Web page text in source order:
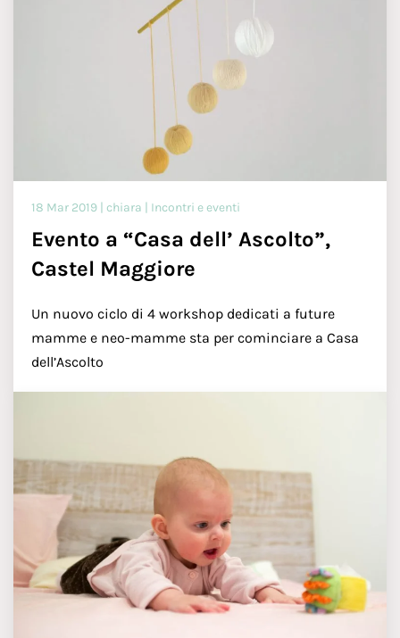
18 Mar 2019 | chiara | Incontri e eventi
Evento a “Casa dell’ Ascolto”,
Castel Maggiore
Un nuovo ciclo di 4 workshop dedicati a future
mamme e neo-mamme sta per cominciare a Casa
dell’Ascolto